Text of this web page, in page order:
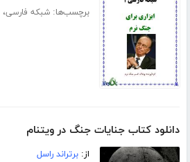
برچسب‌ها:شبکه فارسی،
دانلود کتاب جنایات جنگ در ویتنام
از:برتراند راسل